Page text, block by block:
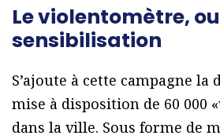
Le violentomètre,
sensibilisation
S’ajoute à cette campagne
mise à disposition de 60 000
dans la ville. Sous forme de